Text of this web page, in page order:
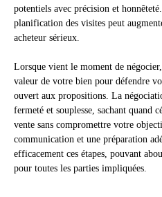
potentiels avec précision et
planification des visites peut
acheteur sérieux.
Lorsque vient le moment de
valeur de votre bien pour défendre
ouvert aux propositions. La
fermeté et souplesse, sachant quand
vente sans compromettre votre
communication et une préparation
efficacement ces étapes, pouvant
pour toutes les parties impliquées.